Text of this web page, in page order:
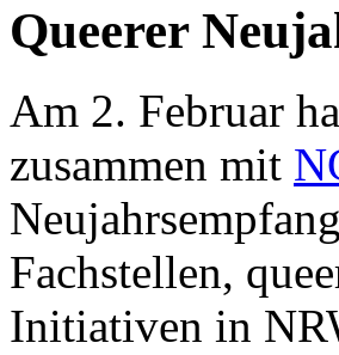
Queerer
Am 2. Februar
zusammen mit
Fachstellen,
Initiativen in